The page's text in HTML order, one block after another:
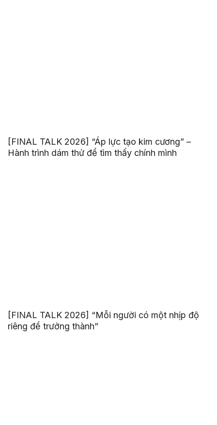
[FINAL TALK 2026] “Áp lực tạo kim cương” –
Hành trình dám thử để tìm thấy chính mình
[FINAL TALK 2026] “Mỗi người có một nhịp độ
riêng để trưởng thành”